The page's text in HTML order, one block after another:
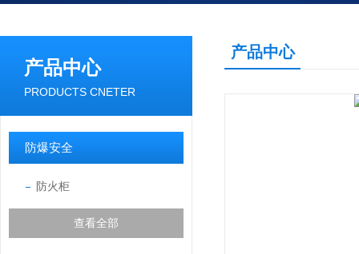
产品中心
PRODUCTS CNETER
防爆安全
防火柜
查看全部
产品中心